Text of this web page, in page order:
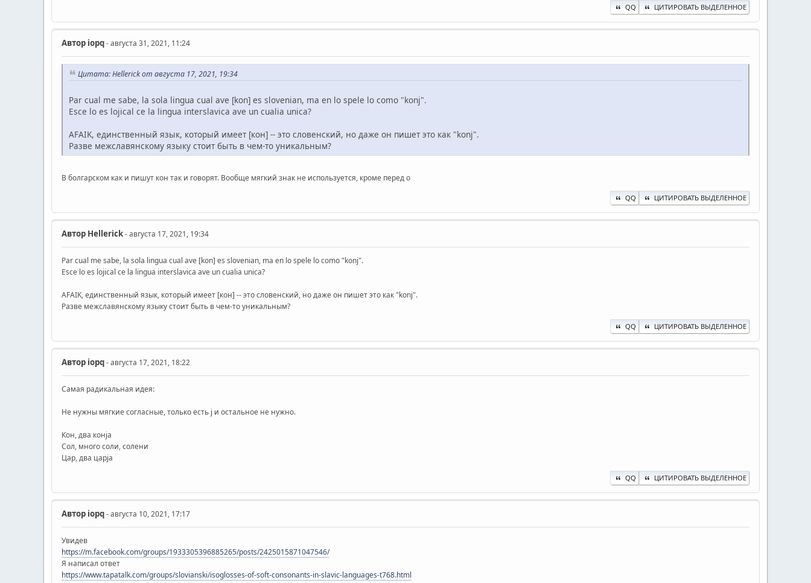
QQ ЦИТИРОВАТЬ ВЫДЕЛЕННОЕ
Автор iopq- августа 31, 2021, 11:24
Цитата: Hellerick от августа 17, 2021, 19:34
Par cual me sabe, la sola lingua cual ave [kon] es slovenian, ma en lo spele lo como "konj".
Esce lo es lojical ce la lingua interslavica ave un cualia unica?
AFAIK, единственный язык, который имеет [кон] -- это словенский, но даже он пишет это как "konj".
Разве межславянскому языку стоит быть в чем-то уникальным?
В болгарском как и пишут кон так и говорят. Вообще мягкий знак не используется, кроме перед о
QQ ЦИТИРОВАТЬ ВЫДЕЛЕННОЕ
Автор Hellerick- августа 17, 2021, 19:34
Par cual me sabe, la sola lingua cual ave [kon] es slovenian, ma en lo spele lo como "konj".
Esce lo es lojical ce la lingua interslavica ave un cualia unica?
AFAIK, единственный язык, который имеет [кон] -- это словенский, но даже он пишет это как "konj".
Разве межславянскому языку стоит быть в чем-то уникальным?
QQ ЦИТИРОВАТЬ ВЫДЕЛЕННОЕ
Автор iopq- августа 17, 2021, 18:22
Самая радикальная идея:
Не нужны мягкие согласные, только есть j и остальное не нужно.
Кон, два конjа
Сол, много соли, солени
Цар, два царjа
QQ ЦИТИРОВАТЬ ВЫДЕЛЕННОЕ
Автор iopq- августа 10, 2021, 17:17
Увидев
https://m.facebook.com/groups/1933305396885265/posts/2425015871047546/
Я написал ответ
https://www.tapatalk.com/groups/slovianski/isoglosses-of-soft-consonants-in-slavic-languages-t768.html